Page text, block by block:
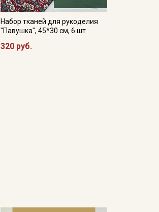
Набор тканей для рукоделия
"Павушка", 45*30 см, 6 шт
320 руб.